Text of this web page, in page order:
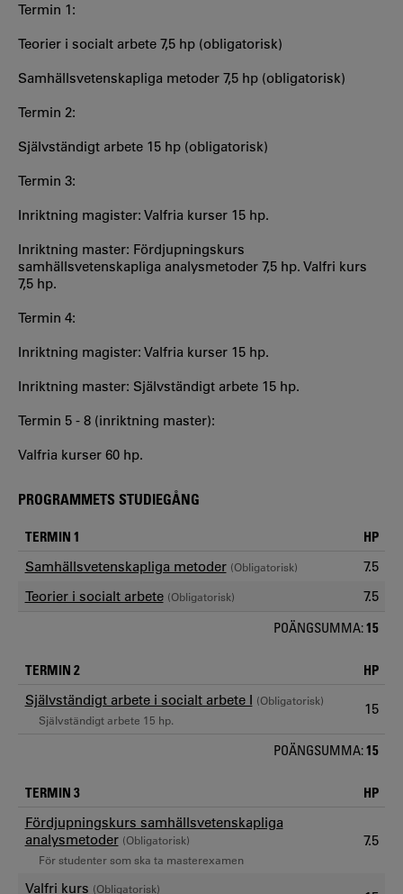
Termin 1:
Teorier i socialt arbete 7,5 hp (obligatorisk)
Samhällsvetenskapliga metoder 7,5 hp (obligatorisk)
Termin 2:
Självständigt arbete 15 hp (obligatorisk)
Termin 3:
Inriktning magister: Valfria kurser 15 hp.
Inriktning master: Fördjupningskurs
samhällsvetenskapliga analysmetoder 7,5 hp. Valfri kurs
7,5 hp.
Termin 4:
Inriktning magister: Valfria kurser 15 hp.
Inriktning master: Självständigt arbete 15 hp.
Termin 5 - 8 (inriktning master):
Valfria kurser 60 hp.
PROGRAMMETS STUDIEGÅNG
TERMIN 1 HP
Samhällsvetenskapliga metoder (Obligatorisk)
7.5
Teorier i socialt arbete (Obligatorisk) 7.5
POÄNGSUMMA:15
TERMIN 2 HP
Självständigt arbete i socialt arbete I (Obligatorisk)
Självständigt arbete 15 hp.
15
POÄNGSUMMA:15
TERMIN 3 HP
Fördjupningskurs samhällsvetenskapliga
analysmetoder (Obligatorisk)
För studenter som ska ta masterexamen
7.5
Valfri kurs (Obligatorisk)